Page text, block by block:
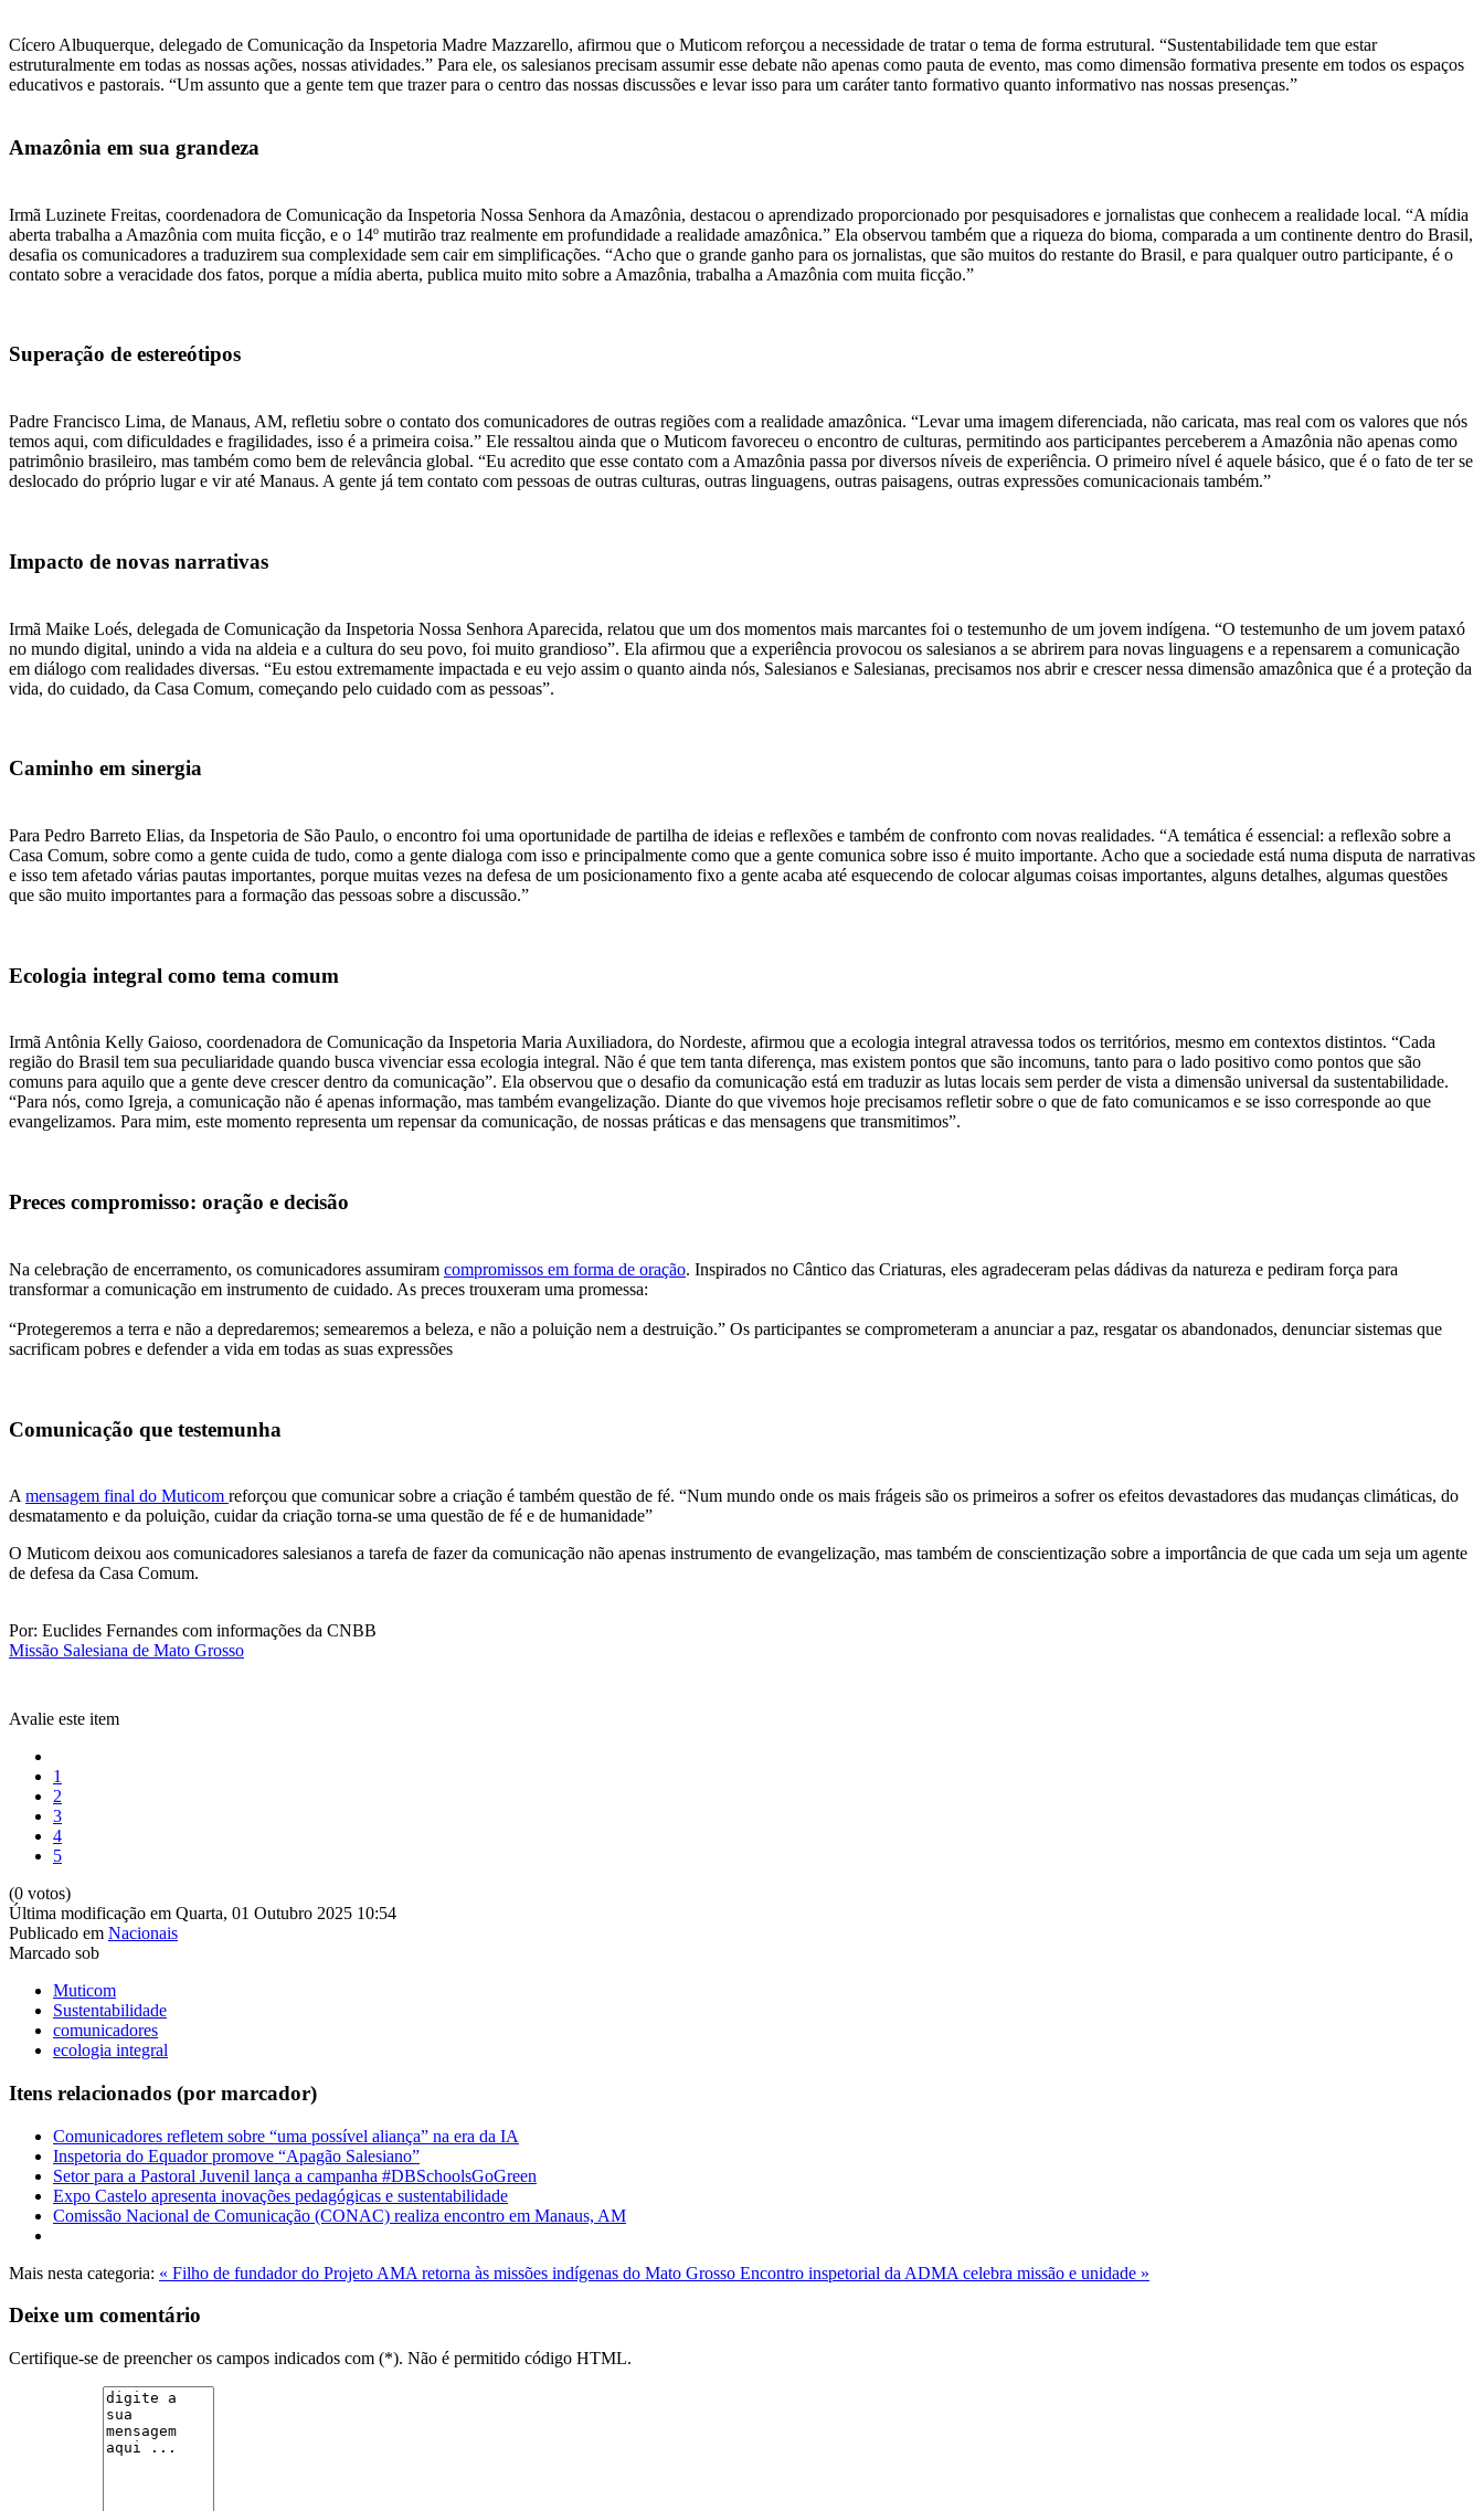
Cícero Albuquerque, delegado de Comunicação da Inspetoria Madre Mazzarello, afirmou que o Muticom reforçou a necessidade de tratar o tema de forma estrutural. “Sustentabilidade tem que estar
estruturalmente em todas as nossas ações, nossas atividades.” Para ele, os salesianos precisam assumir esse debate não apenas como pauta de evento, mas como dimensão formativa presente em todos os espaços
educativos e pastorais. “Um assunto que a gente tem que trazer para o centro das nossas discussões e levar isso para um caráter tanto formativo quanto informativo nas nossas presenças.”
Amazônia em sua grandeza
Irmã Luzinete Freitas, coordenadora de Comunicação da Inspetoria Nossa Senhora da Amazônia, destacou o aprendizado proporcionado por pesquisadores e jornalistas que conhecem a realidade local. “A mídia
aberta trabalha a Amazônia com muita ficção, e o 14º mutirão traz realmente em profundidade a realidade amazônica.” Ela observou também que a riqueza do bioma, comparada a um continente dentro do Brasil,
desafia os comunicadores a traduzirem sua complexidade sem cair em simplificações. “Acho que o grande ganho para os jornalistas, que são muitos do restante do Brasil, e para qualquer outro participante, é o
contato sobre a veracidade dos fatos, porque a mídia aberta, publica muito mito sobre a Amazônia, trabalha a Amazônia com muita ficção.”
Superação de estereótipos
Padre Francisco Lima, de Manaus, AM, refletiu sobre o contato dos comunicadores de outras regiões com a realidade amazônica. “Levar uma imagem diferenciada, não caricata, mas real com os valores que nós
temos aqui, com dificuldades e fragilidades, isso é a primeira coisa.” Ele ressaltou ainda que o Muticom favoreceu o encontro de culturas, permitindo aos participantes perceberem a Amazônia não apenas como
patrimônio brasileiro, mas também como bem de relevância global. “Eu acredito que esse contato com a Amazônia passa por diversos níveis de experiência. O primeiro nível é aquele básico, que é o fato de ter se
deslocado do próprio lugar e vir até Manaus. A gente já tem contato com pessoas de outras culturas, outras linguagens, outras paisagens, outras expressões comunicacionais também.”
Impacto de novas narrativas
Irmã Maike Loés, delegada de Comunicação da Inspetoria Nossa Senhora Aparecida, relatou que um dos momentos mais marcantes foi o testemunho de um jovem indígena. “O testemunho de um jovem pataxó
no mundo digital, unindo a vida na aldeia e a cultura do seu povo, foi muito grandioso”. Ela afirmou que a experiência provocou os salesianos a se abrirem para novas linguagens e a repensarem a comunicação
em diálogo com realidades diversas. “Eu estou extremamente impactada e eu vejo assim o quanto ainda nós, Salesianos e Salesianas, precisamos nos abrir e crescer nessa dimensão amazônica que é a proteção da
vida, do cuidado, da Casa Comum, começando pelo cuidado com as pessoas”.
Caminho em sinergia
Para Pedro Barreto Elias, da Inspetoria de São Paulo, o encontro foi uma oportunidade de partilha de ideias e reflexões e também de confronto com novas realidades. “A temática é essencial: a reflexão sobre a
Casa Comum, sobre como a gente cuida de tudo, como a gente dialoga com isso e principalmente como que a gente comunica sobre isso é muito importante. Acho que a sociedade está numa disputa de narrativas
e isso tem afetado várias pautas importantes, porque muitas vezes na defesa de um posicionamento fixo a gente acaba até esquecendo de colocar algumas coisas importantes, alguns detalhes, algumas questões
que são muito importantes para a formação das pessoas sobre a discussão.”
Ecologia integral como tema comum
Irmã Antônia Kelly Gaioso, coordenadora de Comunicação da Inspetoria Maria Auxiliadora, do Nordeste, afirmou que a ecologia integral atravessa todos os territórios, mesmo em contextos distintos. “Cada
região do Brasil tem sua peculiaridade quando busca vivenciar essa ecologia integral. Não é que tem tanta diferença, mas existem pontos que são incomuns, tanto para o lado positivo como pontos que são
comuns para aquilo que a gente deve crescer dentro da comunicação”. Ela observou que o desafio da comunicação está em traduzir as lutas locais sem perder de vista a dimensão universal da sustentabilidade.
“Para nós, como Igreja, a comunicação não é apenas informação, mas também evangelização. Diante do que vivemos hoje precisamos refletir sobre o que de fato comunicamos e se isso corresponde ao que
evangelizamos. Para mim, este momento representa um repensar da comunicação, de nossas práticas e das mensagens que transmitimos”.
Preces compromisso: oração e decisão
Na celebração de encerramento, os comunicadores assumiram compromissos em forma de oração. Inspirados no Cântico das Criaturas, eles agradeceram pelas dádivas da natureza e pediram força para
transformar a comunicação em instrumento de cuidado. As preces trouxeram uma promessa:
“Protegeremos a terra e não a depredaremos; semearemos a beleza, e não a poluição nem a destruição.” Os participantes se comprometeram a anunciar a paz, resgatar os abandonados, denunciar sistemas que
sacrificam pobres e defender a vida em todas as suas expressões
Comunicação que testemunha
A mensagem final do Muticom reforçou que comunicar sobre a criação é também questão de fé. “Num mundo onde os mais frágeis são os primeiros a sofrer os efeitos devastadores das mudanças climáticas, do
desmatamento e da poluição, cuidar da criação torna-se uma questão de fé e de humanidade”
O Muticom deixou aos comunicadores salesianos a tarefa de fazer da comunicação não apenas instrumento de evangelização, mas também de conscientização sobre a importância de que cada um seja um agente
de defesa da Casa Comum.
Por: Euclides Fernandes com informações da CNBB
Missão Salesiana de Mato Grosso
Avalie este item
1
2
3
4
5
(0 votos)
Última modificação em Quarta, 01 Outubro 2025 10:54
Publicado em Nacionais
Marcado sob
Muticom
Sustentabilidade
comunicadores
ecologia integral
Itens relacionados (por marcador)
Comunicadores refletem sobre “uma possível aliança” na era da IA
Inspetoria do Equador promove “Apagão Salesiano”
Setor para a Pastoral Juvenil lança a campanha #DBSchoolsGoGreen
Expo Castelo apresenta inovações pedagógicas e sustentabilidade
Comissão Nacional de Comunicação (CONAC) realiza encontro em Manaus, AM
Mais nesta categoria: « Filho de fundador do Projeto AMA retorna às missões indígenas do Mato Grosso Encontro inspetorial da ADMA celebra missão e unidade »
Deixe um comentário
Certifique-se de preencher os campos indicados com (*). Não é permitido código HTML.